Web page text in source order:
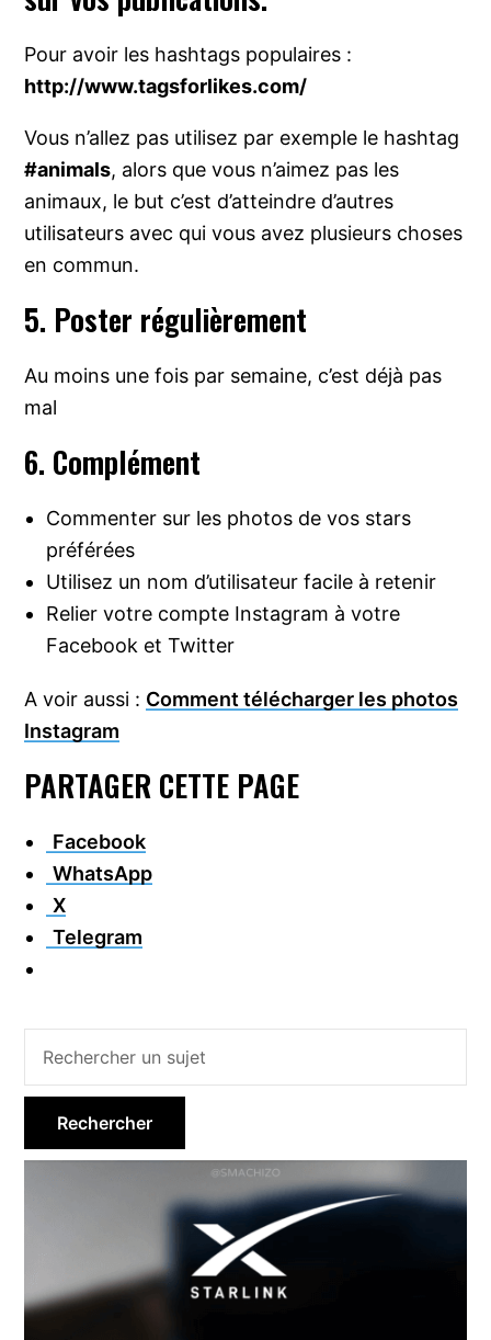
Pour avoir les hashtags populaires :
http://www.tagsforlikes.com/
Vous n’allez pas utilisez par exemple le hashtag
#animals, alors que vous n’aimez pas les
animaux, le but c’est d’atteindre d’autres
utilisateurs avec qui vous avez plusieurs choses
en commun.
5. Poster régulièrement
Au moins une fois par semaine, c’est déjà pas
mal
6. Complément
Commenter sur les photos de vos stars
préférées
Utilisez un nom d’utilisateur facile à retenir
Relier votre compte Instagram à votre
Facebook et Twitter
A voir aussi : Comment télécharger les photos
Instagram
PARTAGER CETTE PAGE
Facebook
WhatsApp
X
Telegram
Barre
latérale
principale